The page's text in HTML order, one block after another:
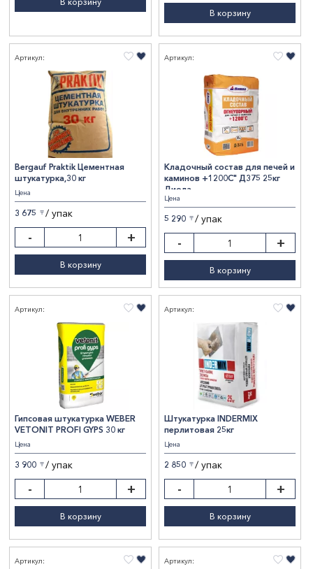
В корзину
Артикул:
Bergauf Praktik Цементная
штукатурка,30 кг
Цена
3 675 〒 / упак
- +
В корзину
Артикул:
Кладочный состав для печей и
каминов +1200С" Д375 25кг
Диола
Цена
5 290 〒 / упак
- +
В корзину
Артикул:
Гипсовая штукатурка WEBER
VETONIT PROFI GYPS 30 кг
Цена
3 900 〒 / упак
- +
В корзину
Артикул:
Штукатурка INDERMIX
перлитовая 25кг
Цена
2 850 〒 / упак
- +
В корзину
Артикул: Артикул: